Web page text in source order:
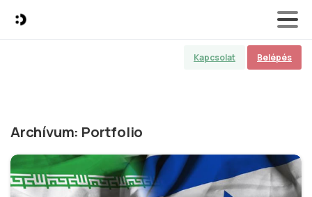
Kapcsolat Belépés
Archívum: Portfolio